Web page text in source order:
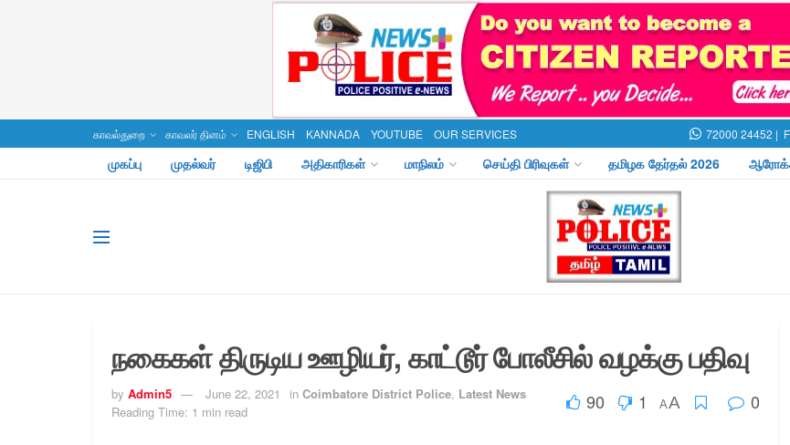
காவல்துறை காவலர் தினம் ENGLISH KANNADA YOUTUBE OUR SERVICES 72000 24452 |
முகப்பு முதல்வர் டிஜிபி அதிகாரிகள் மாநிலம் செய்தி பிரிவுகள் தமிழக தேர்தல் 2026
நகைகள் திருடிய ஊழியர், காட்டூர் போலீசில் வழக்கு பதிவு
by Admin5 June 22, 2021 in Coimbatore District Police, Latest News
Reading Time: 1 min read
90 1 AA 0